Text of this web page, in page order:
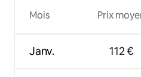
Mois
Janv.
Prix
112 €